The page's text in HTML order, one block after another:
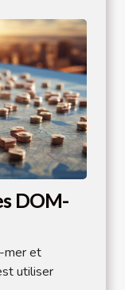
DOM-
mer et
utiliser